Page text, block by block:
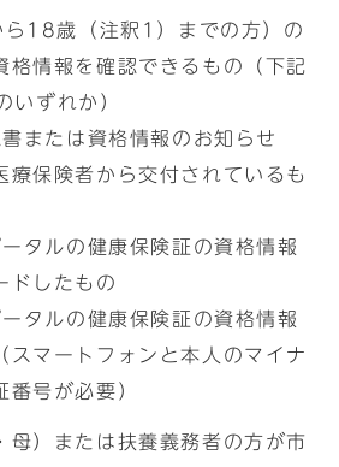
18歳（注釈1）までの方）の
格情報を確認できるもの（下記
ずれか）
または資格情報のお知らせ
療保険者から交付されているも
タルの健康保険証の資格情報
ドしたもの
タルの健康保険証の資格情報
スマートフォンと本人のマイナ
番号が必要）
母）または扶養義務者の方が市